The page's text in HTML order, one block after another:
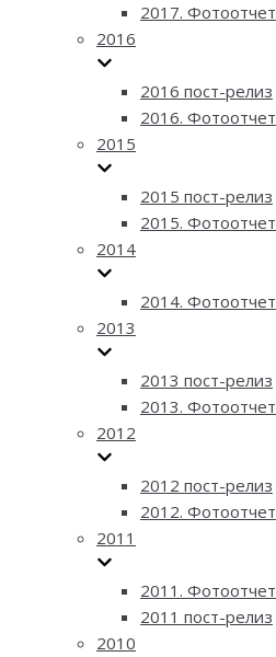
2017. Фотоотчет
2016
2016 пост-релиз
2016. Фотоотчет
2015
2015 пост-релиз
2015. Фотоотчет
2014
2014. Фотоотчет
2013
2013 пост-релиз
2013. Фотоотчет
2012
2012 пост-релиз
2012. Фотоотчет
2011
2011. Фотоотчет
2011 пост-релиз
2010